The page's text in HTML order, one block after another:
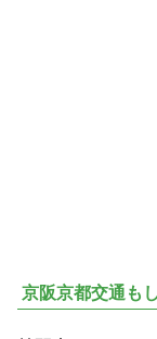
京阪京都交通も